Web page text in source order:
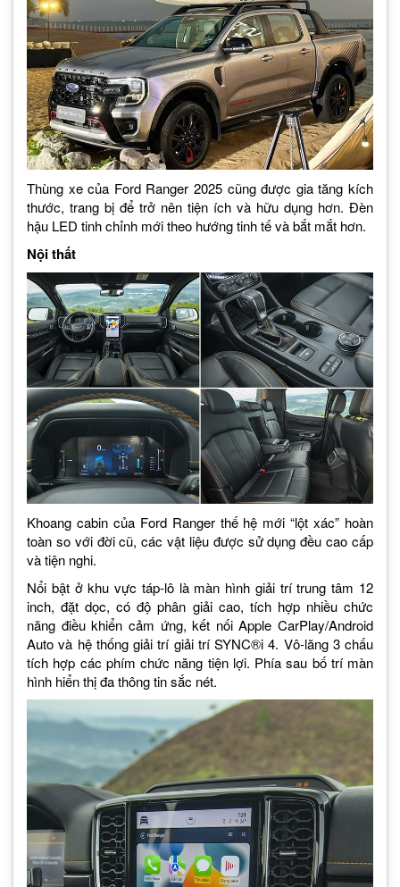
Thùng xe của Ford Ranger 2025 cũng được gia tăng kích
thước, trang bị để trở nên tiện ích và hữu dụng hơn. Đèn
hậu LED tinh chỉnh mới theo hướng tinh tế và bắt mắt hơn.
Nội thất
Khoang cabin của Ford Ranger thế hệ mới “lột xác” hoàn
toàn so với đời cũ, các vật liệu được sử dụng đều cao cấp
và tiện nghi.
Nổi bật ở khu vực táp-lô là màn hình giải trí trung tâm 12
inch, đặt dọc, có độ phân giải cao, tích hợp nhiều chức
năng điều khiển cảm ứng, kết nối Apple CarPlay/Android
Auto và hệ thống giải trí giải trí SYNC®i 4. Vô-lăng 3 chấu
tích hợp các phím chức năng tiện lợi. Phía sau bố trí màn
hình hiển thị đa thông tin sắc nét.